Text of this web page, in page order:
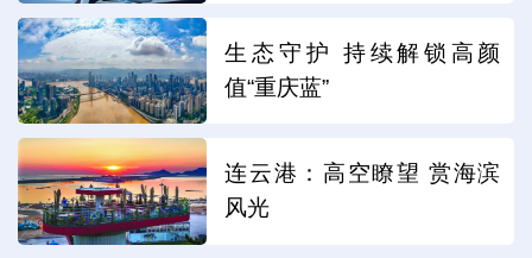
生态守护 持续解锁高颜
值“重庆蓝”
连云港：高空瞭望 赏海滨
风光